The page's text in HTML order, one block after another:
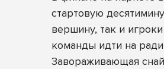
стартовую
вершину, так и
команды идти на
Завораживающая